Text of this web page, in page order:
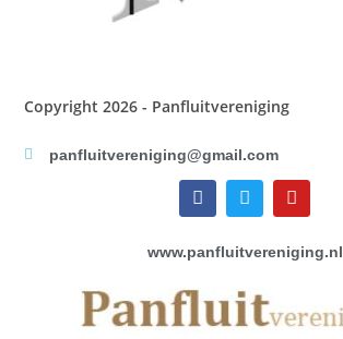
Copyright 2026 - Panfluitvereniging
panfluitvereniging@gmail.com
www.panfluitvereniging.nl